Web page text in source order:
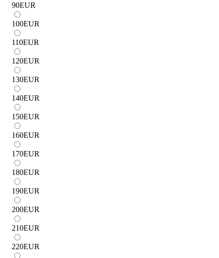
90EUR
100EUR
110EUR
120EUR
130EUR
140EUR
150EUR
160EUR
170EUR
180EUR
190EUR
200EUR
210EUR
220EUR